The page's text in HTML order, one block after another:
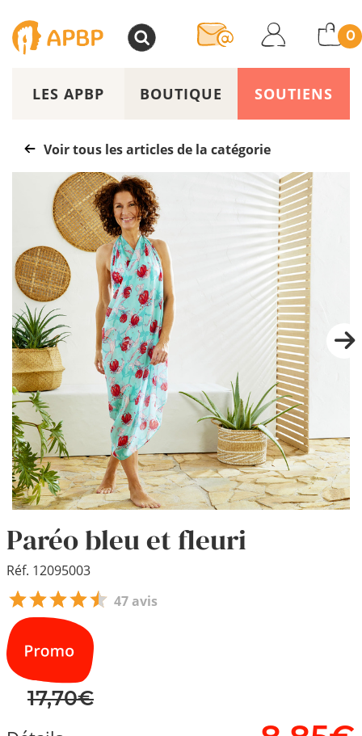
0
LES APBP BOUTIQUE SOUTIENS
Voir tous les articles de la catégorie
Paréo bleu et fleuri
Réf. 12095003
47 avis
17,70€